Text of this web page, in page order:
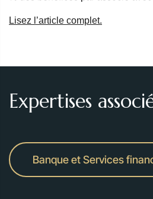
Lisez l’article complet.
Expertises
Banque et Services